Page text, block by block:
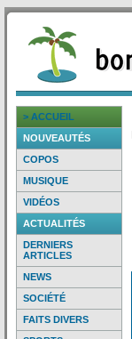
> ACCUEIL
NOUVEAUTÉS
COPOS
MUSIQUE
VIDÉOS
ACTUALITÉS
DERNIERS
ARTICLES
NEWS
SOCIÉTÉ
FAITS DIVERS